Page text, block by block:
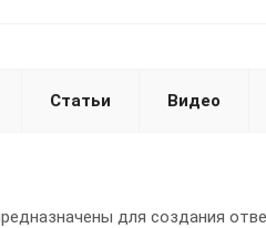
Статьи Видео
для создания